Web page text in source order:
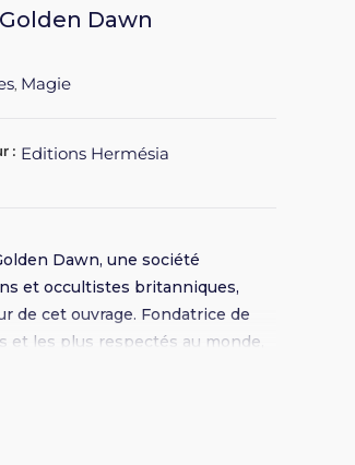
Dawn
, Magie
: Editions Hermésia
Dawn, une société
et occultistes britanniques,
de cet ouvrage. Fondatrice de
et les plus respectés au monde,
divinatoires tels que
etc. Cet ouvrage traduit
dévoile l'étendue des